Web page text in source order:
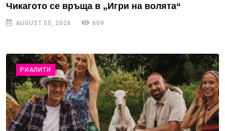
Чикагото се връща в „Игри на волята“
AUGUST 05, 2026 609
РИАЛИТИ